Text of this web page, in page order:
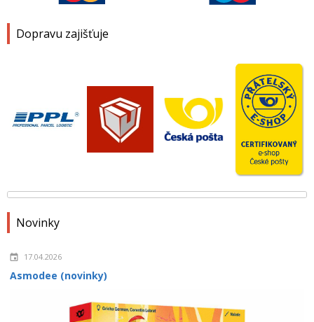
Dopravu zajišťuje
Novinky
17.04.2026
Asmodee (novinky)